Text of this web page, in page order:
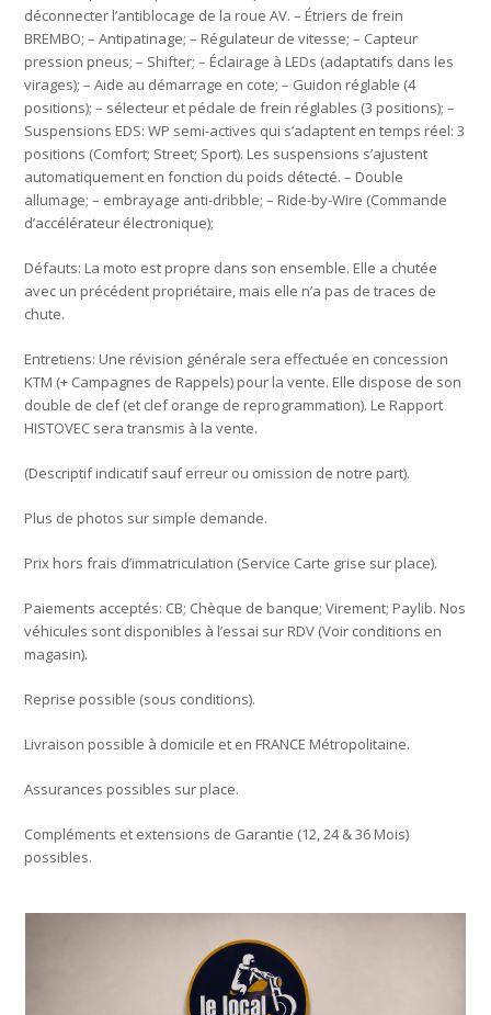
déconnecter l’antiblocage de la roue AV. – Étriers de frein
BREMBO; – Antipatinage; – Régulateur de vitesse; – Capteur
pression pneus; – Shifter; – Éclairage à LEDs (adaptatifs dans les
virages); – Aide au démarrage en cote; – Guidon réglable (4
positions); – sélecteur et pédale de frein réglables (3 positions); –
Suspensions EDS: WP semi-actives qui s’adaptent en temps réel: 3
positions (Comfort; Street; Sport). Les suspensions s’ajustent
automatiquement en fonction du poids détecté. – Double
allumage; – embrayage anti-dribble; – Ride-by-Wire (Commande
d’accélérateur électronique);
Défauts: La moto est propre dans son ensemble. Elle a chutée
avec un précédent propriétaire, mais elle n’a pas de traces de
chute.
Entretiens: Une révision générale sera effectuée en concession
KTM (+ Campagnes de Rappels) pour la vente. Elle dispose de son
double de clef (et clef orange de reprogrammation). Le Rapport
HISTOVEC sera transmis à la vente.
(Descriptif indicatif sauf erreur ou omission de notre part).
Plus de photos sur simple demande.
Prix hors frais d’immatriculation (Service Carte grise sur place).
Paiements acceptés: CB; Chèque de banque; Virement; Paylib. Nos
véhicules sont disponibles à l’essai sur RDV (Voir conditions en
magasin).
Reprise possible (sous conditions).
Livraison possible à domicile et en FRANCE Métropolitaine.
Assurances possibles sur place.
Compléments et extensions de Garantie (12, 24 & 36 Mois)
possibles.